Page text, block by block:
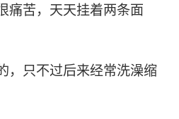
痛苦，天天挂着两条面
，只不过后来经常洗澡缩